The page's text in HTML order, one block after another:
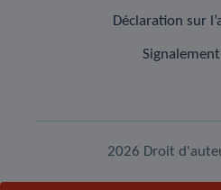
Déclaration sur
Signalement
2026 Droit